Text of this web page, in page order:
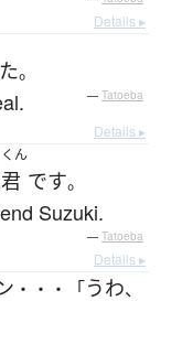
Details ▸
。
— Tatoeba
Details ▸
くん
君 です。
Suzuki.
— Tatoeba
Details ▸
・・・「うわ、